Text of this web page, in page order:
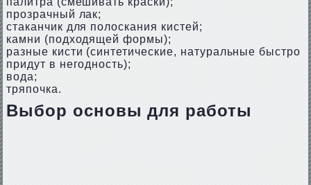
прозрачный лак;
стаканчик для полоскания кистей;
камни (подходящей формы);
разные кисти (синтетические, натуральные быстро
придут в негодность);
вода;
тряпочка.
Выбор основы для работы